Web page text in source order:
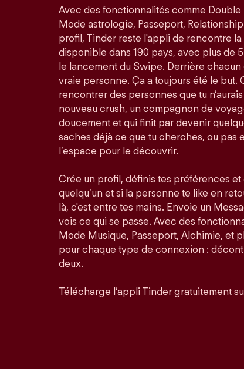
Avec des fonctionnalités comme
Mode astrologie, Passeport,
profil, Tinder reste l'appli de rencontre
disponible dans 190 pays, avec plus de
le lancement du Swipe. Derrière
vraie personne. Ça a toujours été le but.
rencontrer des personnes que tu
nouveau crush, un compagnon de
doucement et qui finit par devenir
saches déjà ce que tu cherches, ou pas
l’espace pour le découvrir.
Crée un profil, définis tes préférences et
quelqu’un et si la personne te like en
là, c'est entre tes mains. Envoie un
vois ce qui se passe. Avec des
Mode Musique, Passeport, Alchimie, et
pour chaque type de connexion :
deux.
Télécharge l’appli Tinder gratuitement